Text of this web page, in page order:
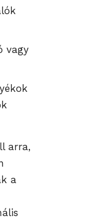
vagy
arra,
a